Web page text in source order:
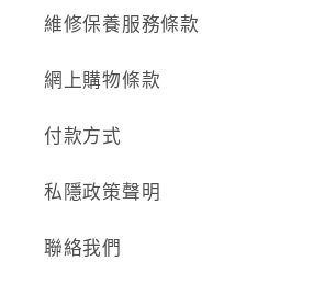
維修保養服務條款
網上購物條款
付款方式
私隱政策聲明
聯絡我們